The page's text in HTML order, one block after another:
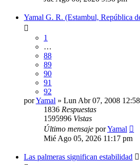
Yamal G. R. (Estambul, República
1
…
88
89
90
91
92
porYamal » Lun Abr 07, 2008
1836 Respuestas
1595996 Vistas
Último mensaje porYamal
Mié Ago 05, 2026 11:17 pm
Las palmeras significan estabilidad